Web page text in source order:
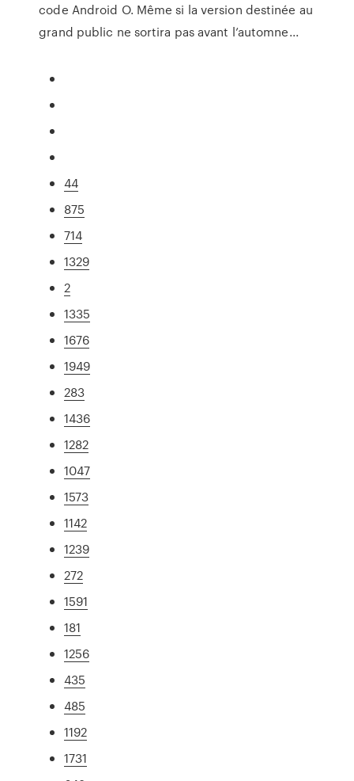
code Android O. Même si la version destinée au
grand public ne sortira pas avant l’automne...
44
875
714
1329
2
1335
1676
1949
283
1436
1282
1047
1573
1142
1239
272
1591
181
1256
435
485
1192
1731